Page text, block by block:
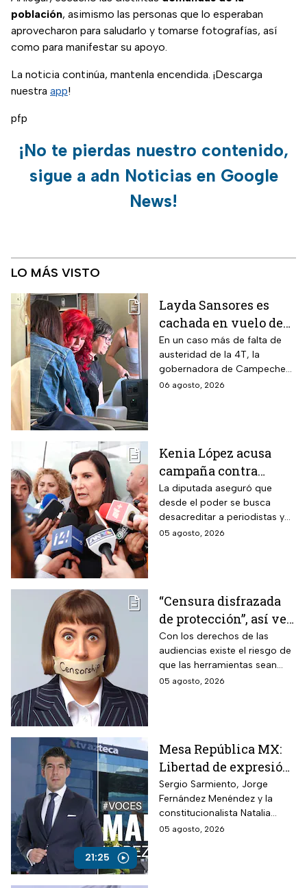
población, asimismo las personas que lo esperaban
aprovecharon para saludarlo y tomarse fotografías, así
como para manifestar su apoyo.
La noticia continúa, mantenla encendida. ¡Descarga
nuestra app!
pfp
¡No te pierdas nuestro contenido,
sigue a adn Noticias en Google
News!
LO MÁS VISTO
Layda Sansores es
cachada en vuelo de
primera clase rumbo a
Madrid: ¿Y la
austeridad?
En un caso más de falta de
austeridad de la 4T, la
gobernadora de Campeche
fue captada arribando al viejo
06 agosto, 2026
Kenia López acusa
campaña contra
periodistas y lanza
advertencia por la
libertad de expresión
La diputada aseguró que
desde el poder se busca
desacreditar a periodistas y
medios de comunicación.
05 agosto, 2026
“Censura disfrazada
de protección”, así ve
Roberto Ruíz los
cambios a la Ley de
Telecomunicaciones
Con los derechos de las
audiencias existe el riesgo de
que las herramientas sean
utilizadas para presionar o
05 agosto, 2026
21:25
Mesa República MX:
Libertad de expresión
en riesgo y los
ataques contra TV
Azteca
Sergio Sarmiento, Jorge
Fernández Menéndez y la
constitucionalista Natalia
Torres analizan los recientes
05 agosto, 2026